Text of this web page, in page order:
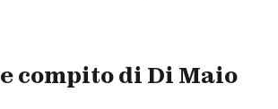
compito di Di Maio